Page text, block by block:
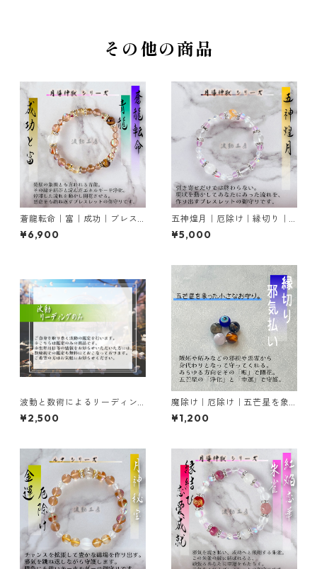
その他の商品
蒼龍転命｜富｜成功｜ブレス
レットの御守り
¥6,900
五神煌月｜厄除け｜縁切り｜
ブレスレットの御守り
¥5,000
波動と数術によるリーディン
グ（鑑定）のみ 鑑定書
¥2,500
魔除け｜厄除け｜五芒星を象
った小さなお守り
¥1,200